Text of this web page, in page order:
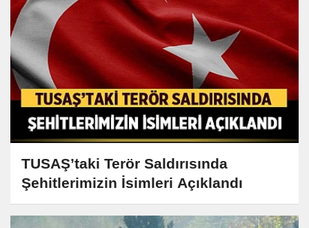
TUSAŞ’taki Terör Saldırısında
Şehitlerimizin İsimleri Açıklandı